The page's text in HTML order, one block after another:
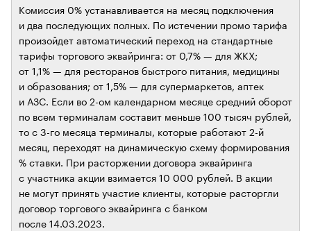
Комиссия 0% устанавливается на месяц подключения
и два последующих полных. По истечении промо тарифа
произойдет автоматический переход на стандартные
тарифы торгового эквайринга: от 0,7% — для ЖКХ;
от 1,1% — для ресторанов быстрого питания, медицины
и образования; от 1,5% — для супермаркетов, аптек
и АЗС. Если во 2-ом календарном месяце средний оборот
по всем терминалам составит меньше 100 тысяч рублей,
то с 3-го месяца терминалы, которые работают 2-й
месяц, переходят на динамическую схему формирования
% ставки. При расторжении договора эквайринга
с участника акции взимается 10 000 рублей. В акции
не могут принять участие клиенты, которые расторгли
договор торгового эквайринга с банком
после 14.03.2023.